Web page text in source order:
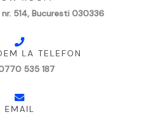
nr. 514, Bucuresti 030336
LA TELEFON
535 187
EMAIL